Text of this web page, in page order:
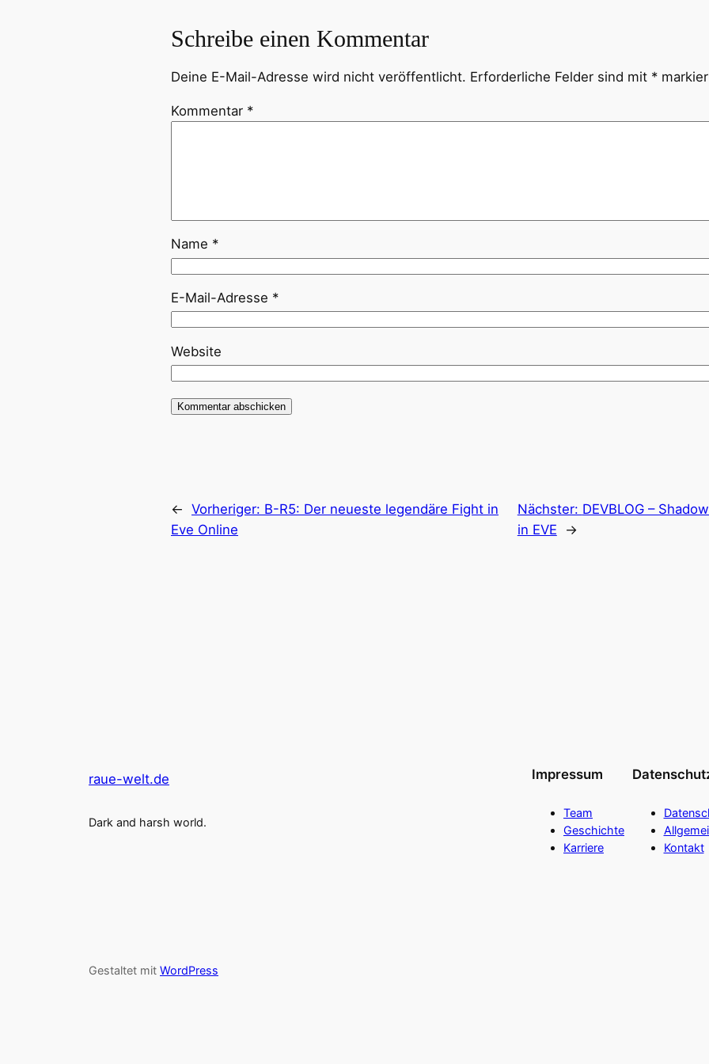
Schreibe einen Kommentar
Deine E-Mail-Adresse wird nicht veröffentlicht. Erforderliche Felder sind mit *
Kommentar *
Name *
E-Mail-Adresse *
Website
← Vorheriger: B-R5: Der neueste legendäre Fight in
Eve Online
Nächster: DEVBLOG –
in EVE
→
raue-welt.de
Dark and harsh world.
Impressum
Team
Geschichte
Karriere
Kontakt
Gestaltet mit WordPress